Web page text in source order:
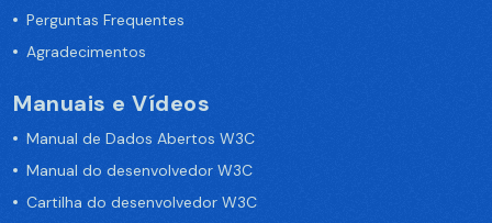
Perguntas Frequentes
Agradecimentos
Manuais e Vídeos
Manual de Dados Abertos W3C
Manual do desenvolvedor W3C
Cartilha do desenvolvedor W3C